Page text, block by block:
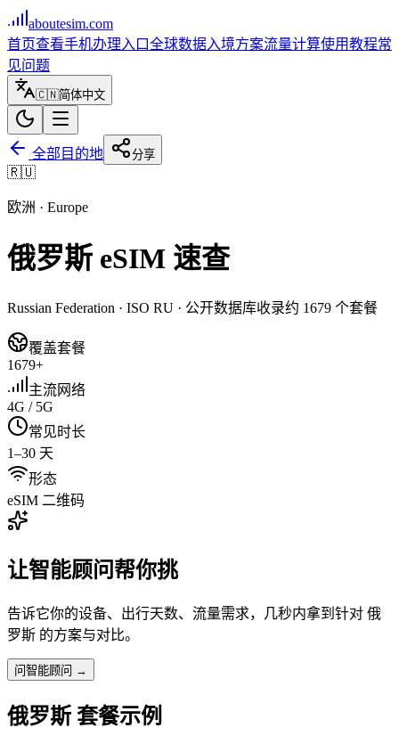
aboutesim.com
首页查看手机办理入口全球数据入境方案流量计算使用教程常
见问题
🇨🇳简体中文
全部目的地 分享
🇷🇺
欧洲 · Europe
俄罗斯 eSIM 速查
Russian Federation · ISO RU · 公开数据库收录约 1679 个套餐
覆盖套餐
1679+
主流网络
4G / 5G
常见时长
1–30 天
形态
eSIM 二维码
让智能顾问帮你挑
告诉它你的设备、出行天数、流量需求，几秒内拿到针对 俄
罗斯 的方案与对比。
问智能顾问 →
俄罗斯 套餐示例